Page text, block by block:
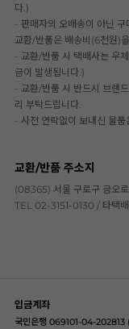
다.)
- 판매자의 오배송이 아닌
교환/반품은 배송비(6천원)
- 교환/반품 시 택배사는 우
금이 발생됩니다.)
- 교환/반품 시 반드시 브랜
리 부탁드립니다.
- 사전 연락없이 보내신 물
교환/반품 주소지
(08365) 서울 구로구 금오
TEL 02-3151-0130 / 타택
입금계좌
국민은행 069101-04-202813